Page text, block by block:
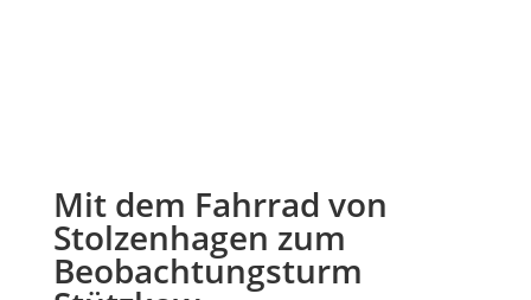
Mit dem Fahrrad von
Stolzenhagen zum
Beobachtungsturm